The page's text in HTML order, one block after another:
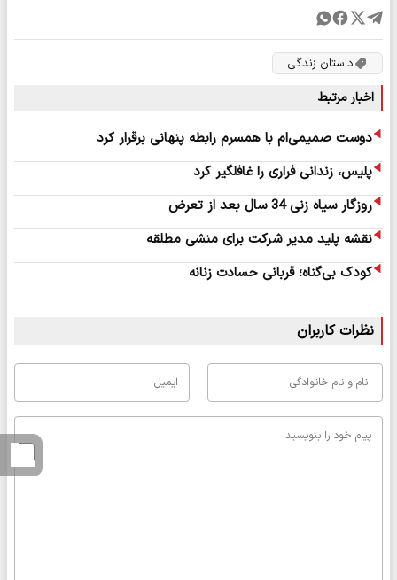
داستان زندگی
اخبار مرتبط
دوست صمیمی‌ام با همسرم رابطه پنهانی برقرار کرد
پلیس، زندانی فراری را غافلگیر کرد
روزگار سیاه زنی 34 سال بعد از تعرض
نقشه پلید مدیر شرکت برای منشی مطلقه
کودک بی‌گناه؛ قربانی حسادت زنانه
نظرات کاربران